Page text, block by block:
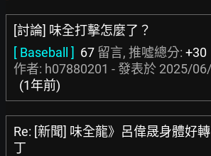
[討論] 味全打擊怎麼了？
[ Baseball ] 67 留言, 推噓總分: +30
作者: h07880201 - 發表於 2025/
(1年前)
Re: [新聞] 味全龍》呂偉晟身體好
丁